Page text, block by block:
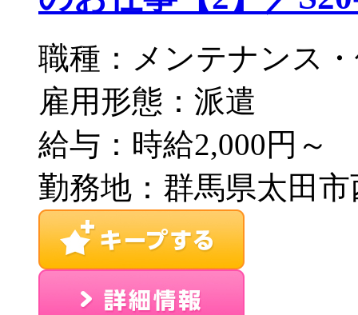
職種：メンテナンス
雇用形態：派遣
給与：時給2,000円～
勤務地：群馬県太田